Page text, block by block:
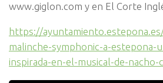
www.giglon.com y en El Corte
https://
malinche-symphonic-a-estepona-
inspirada-en-el-musical-de-nacho-